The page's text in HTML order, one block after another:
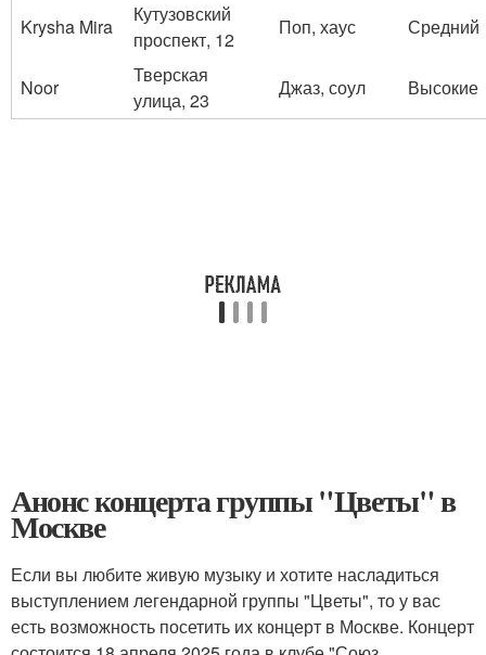
Krysha Mira
Кутузовский
проспект, 12
Поп, хаус Средний
Noor
Тверская
улица, 23
Джаз, соул Высокие
Анонс концерта группы "Цветы" в
Москве
Если вы любите живую музыку и хотите насладиться
выступлением легендарной группы "Цветы", то у вас
есть возможность посетить их концерт в Москве. Концерт